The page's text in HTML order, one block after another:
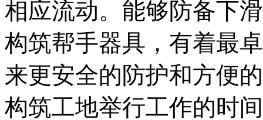
相应流动。能够防备下
构筑帮手器具，有着最
来更安全的防护和方便
构筑工地举行工作的时